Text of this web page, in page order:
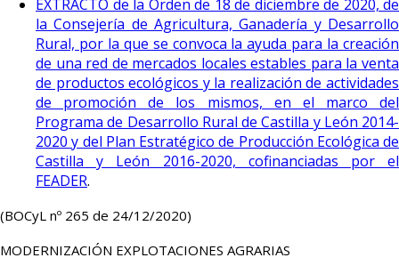
EXTRACTO de la Orden de 18 de diciembre de 2020, de
la Consejería de Agricultura, Ganadería y Desarrollo
Rural, por la que se convoca la ayuda para la creación
de una red de mercados locales estables para la venta
de productos ecológicos y la realización de actividades
de promoción de los mismos, en el marco del
Programa de Desarrollo Rural de Castilla y León 2014-
2020 y del Plan Estratégico de Producción Ecológica de
Castilla y León 2016-2020, cofinanciadas por el
FEADER.
(BOCyL nº 265 de 24/12/2020)
MODERNIZACIÓN EXPLOTACIONES AGRARIAS